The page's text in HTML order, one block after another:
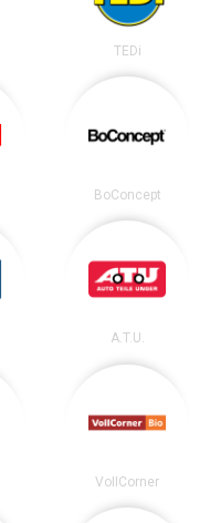
TEDi
BoConcept
A.T.U.
VollCorner